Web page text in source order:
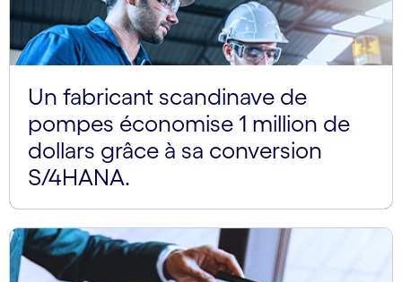
Un fabricant scandinave de
pompes économise 1 million de
dollars grâce à sa conversion
S/4HANA.